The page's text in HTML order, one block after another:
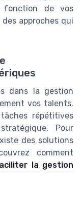
fonction de vos
approches qui
dans la gestion
vos talents.
répétitives
Pour
des solutions
comment
la gestion